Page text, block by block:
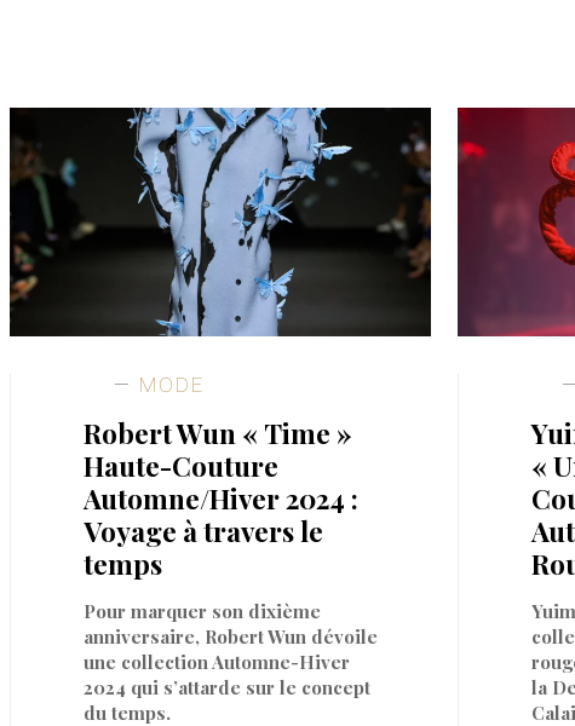
MODE
Robert Wun « Time »
Haute-Couture
Automne/Hiver 2024 :
Voyage à travers le
temps
Pour marquer son dixième
anniversaire, Robert Wun dévoile
une collection Automne-Hiver
2024 qui s’attarde sur le concept
du temps.
«
la